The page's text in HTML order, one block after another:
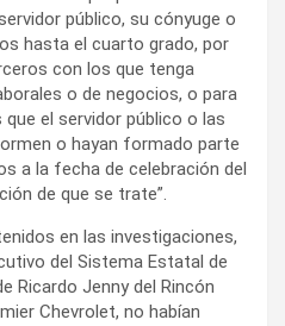
público, su cónyuge o
hasta el cuarto grado, por
con los que tenga
o de negocios, o para
el servidor público o las
o hayan formado parte
a la fecha de celebración del
de que se trate”.
en las investigaciones,
del Sistema Estatal de
Ricardo Jenny del Rincón
Chevrolet, no habían